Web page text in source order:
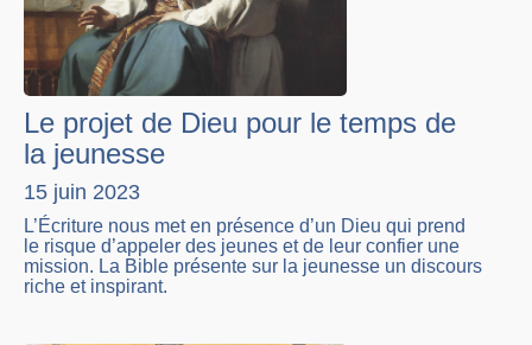
Le projet de Dieu pour le temps de
la jeunesse
15 juin 2023
L’Écriture nous met en présence d’un Dieu qui prend
le risque d’appeler des jeunes et de leur confier une
mission. La Bible présente sur la jeunesse un discours
riche et inspirant.